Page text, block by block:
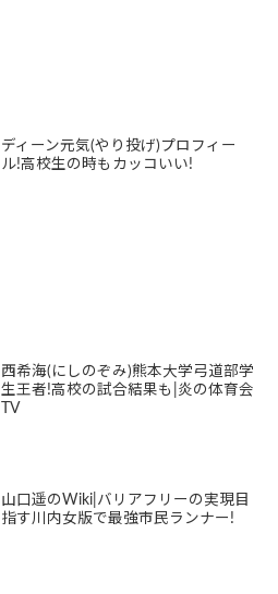
ディーン元気(やり投げ)プロフィー
ル!高校生の時もカッコいい!
西希海(にしのぞみ)熊本大学弓道部学
生王者!高校の試合結果も|炎の体育会
TV
山口遥のWiki|バリアフリーの実現目
指す川内女版で最強市民ランナー!